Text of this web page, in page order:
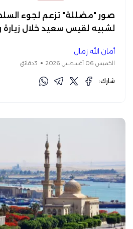
صور "مضللة" تزعم لجوء
لشبيه لقيس سعيد خلال زيارة
أمان الله زمال
الخميس 06 أغسطس 2026 3دقائق
شارك: